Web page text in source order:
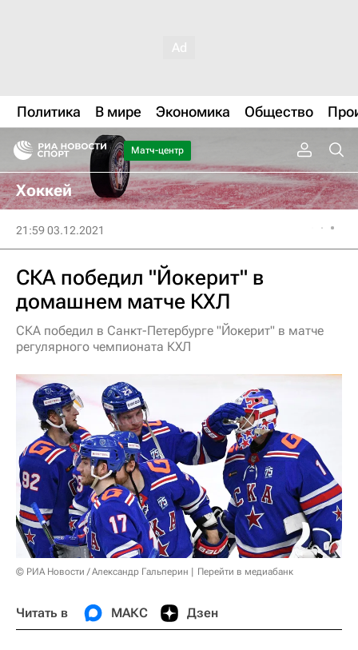
Политика В мире Экономика Общество
Матч-центр
Хоккей
21:59 03.12.2021
СКА победил "Йокерит" в
домашнем матче КХЛ
СКА победил в Санкт-Петербурге "Йокерит" в матче
регулярного чемпионата КХЛ
© РИА Новости / Александр Гальперин Перейти в медиабанк
Читать в МАКС Дзен